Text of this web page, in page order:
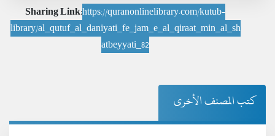
Sharing Link:https://quranonlinelibrary.com/kutub-
library/al_qutuf_al_daniyati_fe_jam_e_al_qiraat_min_al_sh
atbeyyati_82
كتب المصنف الأخرى